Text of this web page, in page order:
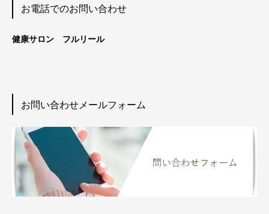
お電話でのお問い合わせ
健康サロン フルリール
お問い合わせメールフォーム